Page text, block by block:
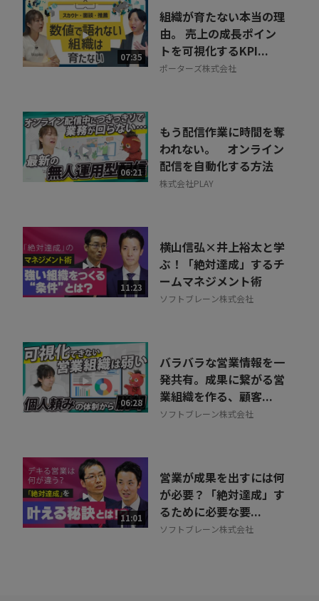
07:35
組織が育たない本当の理
由。 売上の成長ポイン
トを可視化するKPI...
ポーターズ株式会社
06:21
もう配信作業に時間を奪
われない。 オンライン
配信を自動化する方法
株式会社PLAY
11:23
横山信弘×井上裕太と学
ぶ！「絶対達成」するチ
ームマネジメント術
ソフトブレーン株式会社
06:28
バラバラな営業情報を一
発共有。成果に繋がる営
業組織を作る、顧客...
ソフトブレーン株式会社
11:01
営業が成果を出すには何
が必要？「絶対達成」す
るために必要な要...
ソフトブレーン株式会社